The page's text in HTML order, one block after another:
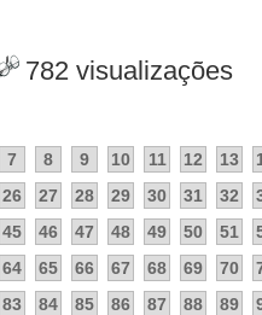
782 visualizações
7 8 9 10 11 12 13
26 27 28 29 30 31 32
45 46 47 48 49 50 51
64 65 66 67 68 69 70
83 84 85 86 87 88 89